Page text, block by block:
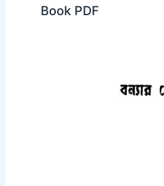
Book PDF